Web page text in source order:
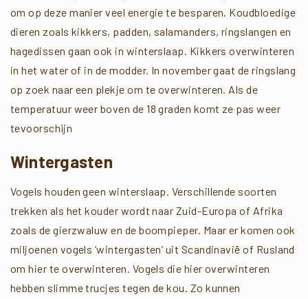
om op deze manier veel energie te besparen. Koudbloedige
dieren zoals kikkers, padden, salamanders, ringslangen en
hagedissen gaan ook in winterslaap. Kikkers overwinteren
in het water of in de modder. In november gaat de ringslang
op zoek naar een plekje om te overwinteren. Als de
temperatuur weer boven de 18 graden komt ze pas weer
tevoorschijn
Wintergasten
Vogels houden geen winterslaap. Verschillende soorten
trekken als het kouder wordt naar Zuid-Europa of Afrika
zoals de gierzwaluw en de boompieper. Maar er komen ook
miljoenen vogels ‘wintergasten’ uit Scandinavië of Rusland
om hier te overwinteren. Vogels die hier overwinteren
hebben slimme trucjes tegen de kou. Zo kunnen